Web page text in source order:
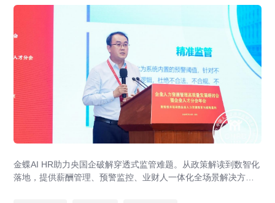
金蝶AI HR助力央国企破解穿透式监管难题。从政策解读到数智化
落地，提供薪酬管理、预警监控、业财人一体化全场景解决方